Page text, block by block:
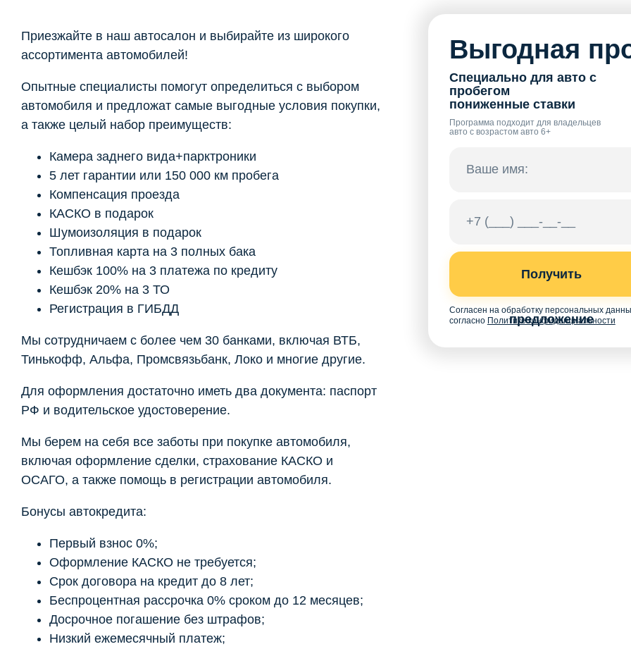
Приезжайте в наш автосалон и выбирайте из широкого
ассортимента автомобилей!
Опытные специалисты помогут определиться с выбором
автомобиля и предложат самые выгодные условия покупки,
а также целый набор преимуществ:
Камера заднего вида+парктроники
5 лет гарантии или 150 000 км пробега
Компенсация проезда
КАСКО в подарок
Шумоизоляция в подарок
Топливная карта на 3 полных бака
Кешбэк 100% на 3 платежа по кредиту
Кешбэк 20% на 3 ТО
Регистрация в ГИБДД
Мы сотрудничаем с более чем 30 банками, включая ВТБ,
Тинькофф, Альфа, Промсвязьбанк, Локо и многие другие.
Для оформления достаточно иметь два документа: паспорт
РФ и водительское удостоверение.
Мы берем на себя все заботы при покупке автомобиля,
включая оформление сделки, страхование КАСКО и
ОСАГО, а также помощь в регистрации автомобиля.
Бонусы автокредита:
Первый взнос 0%;
Оформление КАСКО не требуется;
Срок договора на кредит до 8 лет;
Беспроцентная рассрочка 0% сроком до 12 месяцев;
Досрочное погашение без штрафов;
Низкий ежемесячный платеж;
Выгодная
Специально для авто с
пробегом
пониженные ставки
Программа подходит для владельцев
авто с возрастом авто 6+
Получить
предложение
Согласен на обработку персональных
согласно Политике конфиденциальности